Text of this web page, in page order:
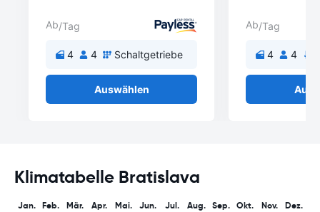
Ab/Tag
4 4 Schaltgetriebe
Auswählen
Ab/Tag
4 4
Klimatabelle Bratislava
Jan. Feb. Mär. Apr. Mai. Jun. Jul. Aug. Sep. Okt. Nov. Dez.